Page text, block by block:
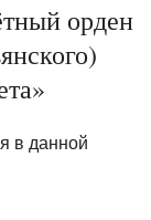
орден
в данной